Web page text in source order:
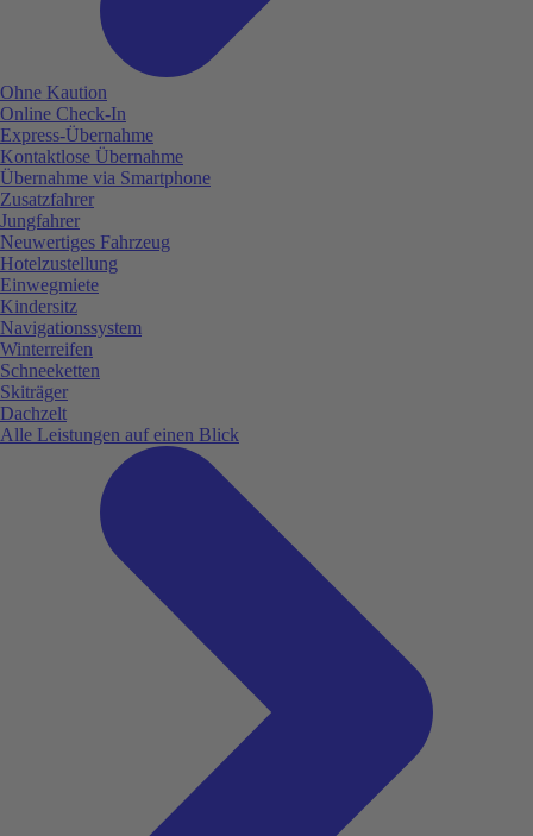
Ohne Kaution
Online Check-In
Express-Übernahme
Kontaktlose Übernahme
Übernahme via Smartphone
Zusatzfahrer
Jungfahrer
Neuwertiges Fahrzeug
Hotelzustellung
Einwegmiete
Kindersitz
Navigationssystem
Winterreifen
Schneeketten
Skiträger
Dachzelt
Alle Leistungen auf einen Blick